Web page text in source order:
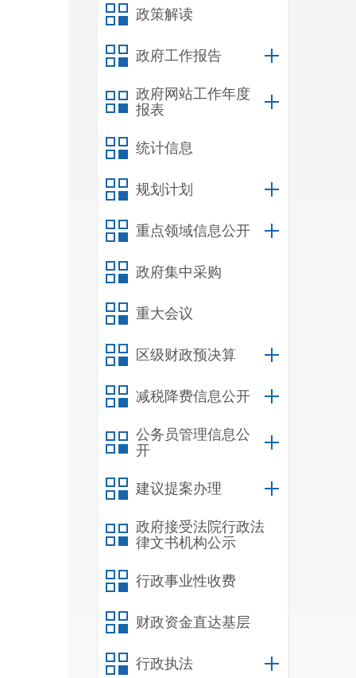
政策解读
政府工作报告
政府网站工作年度
报表
统计信息
规划计划
重点领域信息公开
政府集中采购
重大会议
区级财政预决算
减税降费信息公开
公务员管理信息公
开
建议提案办理
政府接受法院行政法
律文书机构公示
行政事业性收费
财政资金直达基层
行政执法